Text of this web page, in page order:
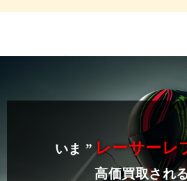
いま ” レーサーレ
高価買取され